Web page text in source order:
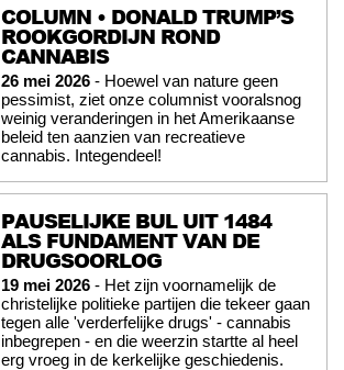
COLUMN • DONALD TRUMP’S
ROOKGORDIJN ROND
CANNABIS
26 mei 2026 - Hoewel van nature geen
pessimist, ziet onze columnist vooralsnog
weinig veranderingen in het Amerikaanse
beleid ten aanzien van recreatieve
cannabis. Integendeel!
PAUSELIJKE BUL UIT 1484
ALS FUNDAMENT VAN DE
DRUGSOORLOG
19 mei 2026 - Het zijn voornamelijk de
christelijke politieke partijen die tekeer gaan
tegen alle 'verderfelijke drugs' - cannabis
inbegrepen - en die weerzin startte al heel
erg vroeg in de kerkelijke geschiedenis.